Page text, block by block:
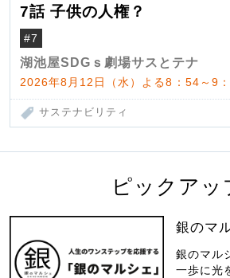
7話 子供の人権？
#7
湖池屋SDGｓ劇場サスとテナ
2026年8月12日（水）よる8：54～9
サステナビリティ
ピックアッ
銀のマ
銀のマル
一歩に光